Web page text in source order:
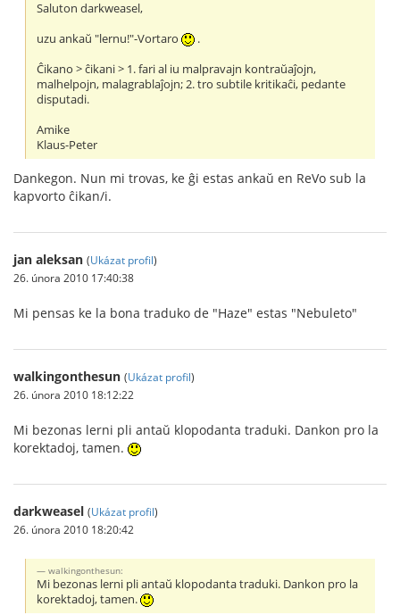
Saluton darkweasel,
uzu ankaŭ "lernu!"-Vortaro
.
Ĉikano > ĉikani > 1. fari al iu malpravajn kontraŭaĵojn,
malhelpojn, malagrablaĵojn; 2. tro subtile kritikaĉi, pedante
disputadi.
Amike
Klaus-Peter
Dankegon. Nun mi trovas, ke ĝi estas ankaŭ en ReVo sub la
kapvorto ĉikan/i.
jan aleksan (Ukázat profil)
26. února 2010 17:40:38
Mi pensas ke la bona traduko de "Haze" estas "Nebuleto"
walkingonthesun (Ukázat profil)
26. února 2010 18:12:22
Mi bezonas lerni pli antaŭ klopodanta traduki. Dankon pro la
korektadoj, tamen.
darkweasel (Ukázat profil)
26. února 2010 18:20:42
walkingonthesun:
Mi bezonas lerni pli antaŭ klopodanta traduki. Dankon pro la
korektadoj, tamen.